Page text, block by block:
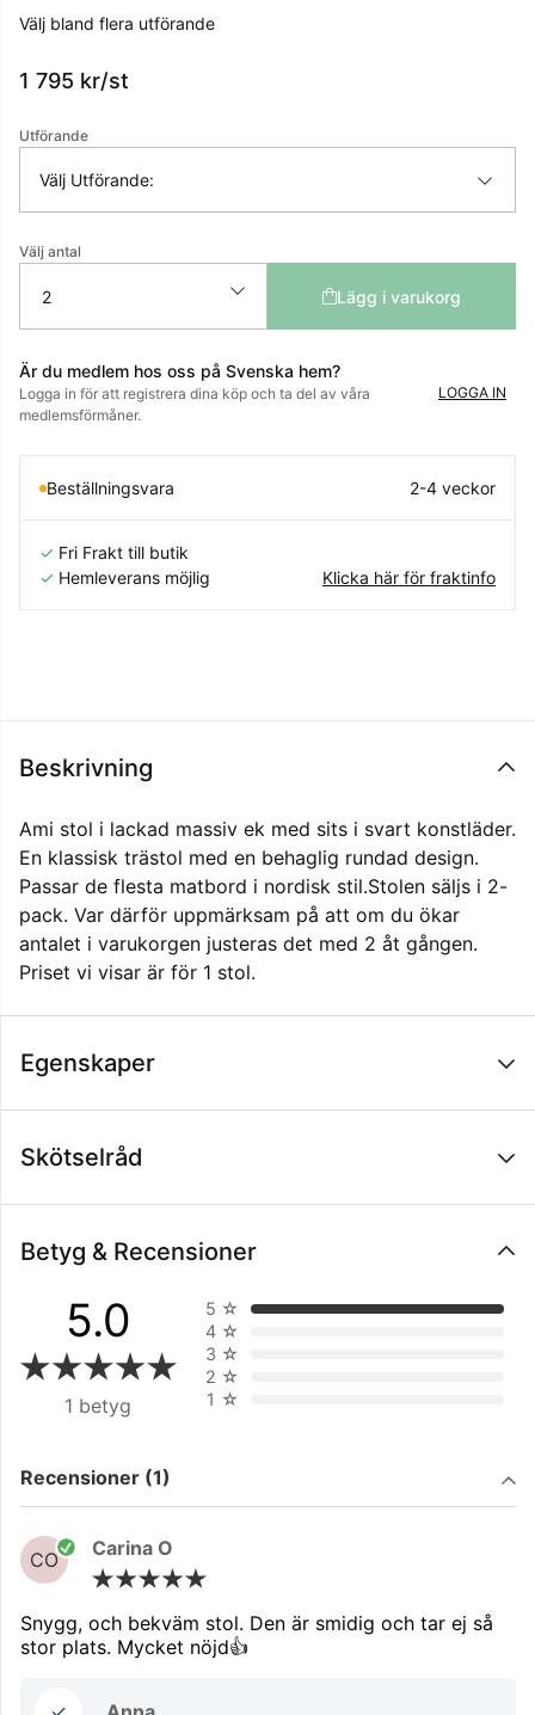
Välj bland flera utförande
1 795 kr/st
Utförande
Välj Utförande:
Välj antal
Lägg i varukorg
Är du medlem hos oss på Svenska hem?
Logga in för att registrera dina köp och ta del av våra
medlemsförmåner.
LOGGA IN
Beställningsvara 2-4 veckor
✓ Fri Frakt till butik
✓ Hemleverans möjlig Klicka här för fraktinfo
Beskrivning
Ami stol i lackad massiv ek med sits i svart konstläder.
En klassisk trästol med en behaglig rundad design.
Passar de flesta matbord i nordisk stil.Stolen säljs i 2-
pack. Var därför uppmärksam på att om du ökar
antalet i varukorgen justeras det med 2 åt gången.
Priset vi visar är för 1 stol.
Egenskaper
Skötselråd
Betyg & Recensioner
5.0
1 betyg
5 ☆
4 ☆
3 ☆
2 ☆
1 ☆
Recensioner (1)
CO Carina O
Snygg, och bekväm stol. Den är smidig och tar ej så
stor plats. Mycket nöjd👍